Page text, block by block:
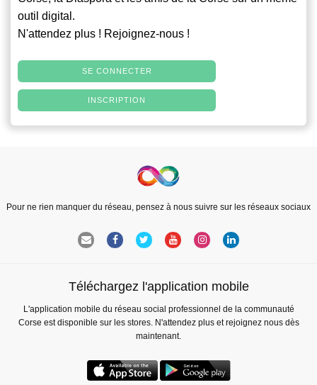
outil digital.
N'attendez plus ! Rejoignez-nous !
SE CONNECTER
INSCRIPTION
Pour ne rien manquer du réseau, pensez à nous suivre sur les réseaux sociaux
Téléchargez l'application mobile
L'application mobile du réseau social professionnel de la communauté
Corse est disponible sur les stores. N'attendez plus et rejoignez nous dès
maintenant.